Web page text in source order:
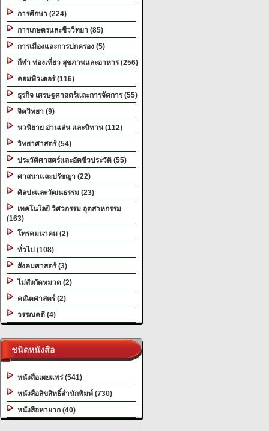
การศึกษา (224)
การเกษตรและชีววิทยา (85)
การเมืองและการปกครอง (5)
กีฬา ท่องเที่ยว สุขภาพและอาหาร (256)
คอมพิวเตอร์ (116)
ธุรกิจ เศรษฐศาสตร์และการจัดการ (55)
จิตวิทยา (9)
นวนิยาย อ่านเล่น และนิทาน (112)
วิทยาศาสตร์ (54)
ประวัติศาสตร์และอัตชีวประวัติ (55)
ศาสนาและปรัชญา (22)
ศิลปะและวัฒนธรรม (23)
เทคโนโลยี วิศวกรรม อุตสาหกรรม
(163)
โทรคมนาคม (2)
ทั่วไป (108)
สังคมศาสตร์ (3)
ไม่สังกัดหมวด (2)
คณิตศาสตร์ (2)
วรรณคดี (4)
ชนิดหนังสือ
หนังสือเผยแพร่ (541)
หนังสือลิขสิทธิ์สำนักพิมพ์ (730)
หนังสือหายาก (40)